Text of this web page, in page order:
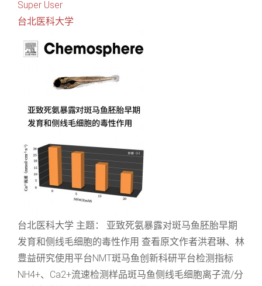
Super User
台北医科大学
台北医科大学 主题： 亚致死氨暴露对斑马鱼胚胎早期
发育和侧线毛细胞的毒性作用 查看原文作者洪君琳、林
豊益研究使用平台NMT斑马鱼创新科研平台检测指标
NH4+、Ca2+流速检测样品斑马鱼侧线毛细胞离子流/分